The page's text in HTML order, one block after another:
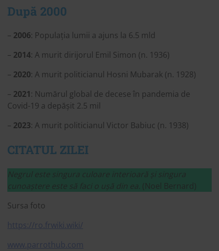
După 2000
– 2006: Populația lumii a ajuns la 6.5 mld
– 2014: A murit dirijorul Emil Simon (n. 1936)
– 2020: A murit politicianul Hosni Mubarak (n. 1928)
– 2021 : Numărul global de decese în pandemia de
Covid-19 a depășit 2.5 mil
– 2023: A murit politicianul Victor Babiuc (n. 1938)
CITATUL ZILEI
Negrul este singura culoare interioară și singura
cunoaștere este să faci o ușă din ea. (Noel Bernard)
Sursa foto
https://ro.frwiki.wiki/
www.parrothub.com